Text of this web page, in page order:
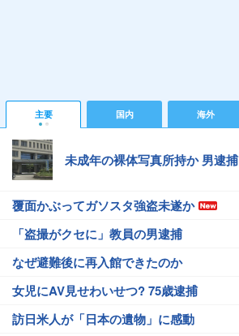
主要 国内 海外
未成年の裸体写真所持か 男逮捕
覆面かぶってガソスタ強盗未遂か
「盗撮がクセに」教員の男逮捕
なぜ避難後に再入館できたのか
女児にAV見せわいせつ? 75歳逮捕
訪日米人が「日本の遺物」に感動